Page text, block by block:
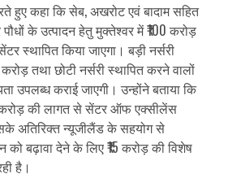
हुए कहा कि सेब, अखरोट एवं बादाम सहित
के उत्पादन हेतु मुक्तेश्वर में ₹100 करोड़
स्थापित किया जाएगा। बड़ी नर्सरी
तथा छोटी नर्सरी स्थापित करने वालों
उपलब्ध कराई जाएगी। उन्होंने बताया कि
करोड़ की लागत से सेंटर ऑफ एक्सीलेंस
अतिरिक्त न्यूजीलैंड के सहयोग से
को बढ़ावा देने के लिए ₹15 करोड़ की विशेष
है।